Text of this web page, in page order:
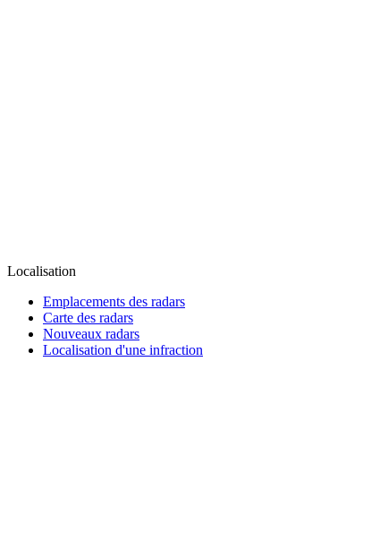
Localisation
Emplacements des radars
Carte des radars
Nouveaux radars
Localisation d'une infraction